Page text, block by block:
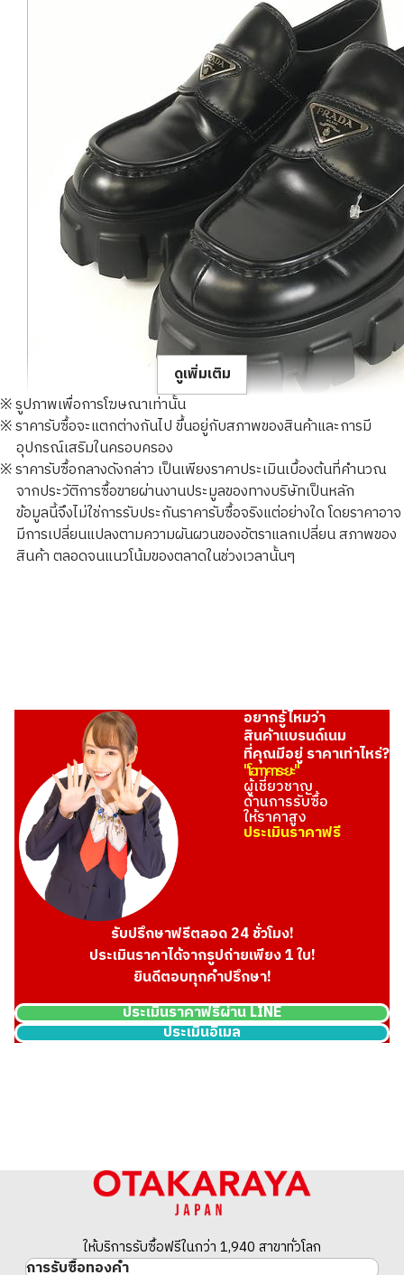
prada monolith brushed leather loafers
ราคารับซื้ออ้างอิง
THB 18,236.78
ดูเพิ่มเติม
※ รูปภาพเพื่อการโฆษณาเท่านั้น
※ ราคารับซื้อจะแตกต่างกันไป ขึ้นอยู่กับสภาพของสินค้าและการมี
อุปกรณ์เสริมในครอบครอง
※ ราคารับซื้อกลางดังกล่าว เป็นเพียงราคาประเมินเบื้องต้นที่คำนวณ
จากประวัติการซื้อขายผ่านงานประมูลของทางบริษัทเป็นหลัก
ข้อมูลนี้จึงไม่ใช่การรับประกันราคารับซื้อจริงแต่อย่างใด โดยราคาอาจ
มีการเปลี่ยนแปลงตามความผันผวนของอัตราแลกเปลี่ยน สภาพของ
สินค้า ตลอดจนแนวโน้มของตลาดในช่วงเวลานั้นๆ
อยากรู้ไหมว่า
สินค้าแบรนด์เนม
ที่คุณมีอยู่ ราคาเท่าไหร่?
"โอทาคาระยะ"
ผู้เชี่ยวชาญ
ด้านการรับซื้อ
ให้ราคาสูง
ประเมินราคาฟรี
รับปรึกษาฟรีตลอด 24 ชั่วโมง!
ประเมินราคาได้จากรูปถ่ายเพียง 1 ใบ!
ยินดีตอบทุกคำปรึกษา!
ประเมินราคาฟรีผ่าน LINE
ประเมินอีเมล
ให้บริการรับซื้อฟรีในกว่า 1,940 สาขาทั่วโลก
การรับซื้อทองคำ